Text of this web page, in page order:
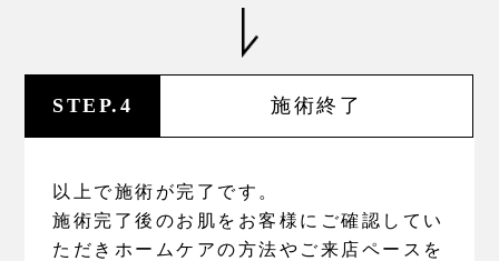
STEP.4 施術終了
以上で施術が完了です。
施術完了後のお肌をお客様にご確認してい
ただきホームケアの方法やご来店ペースを